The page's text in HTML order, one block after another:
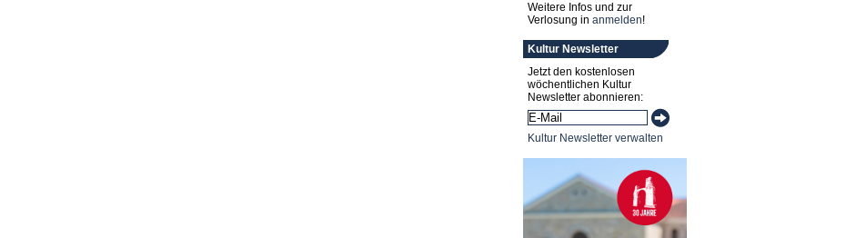
Weitere Infos und zur
Verlosung in anmelden!
Kultur Newsletter
Jetzt den kostenlosen
wöchentlichen Kultur
Newsletter abonnieren:
Kultur Newsletter verwalten